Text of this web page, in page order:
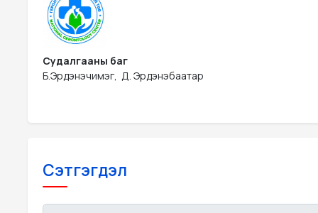
Судалгааны баг
Б.Эрдэнэчимэг,  Д. Эрдэнэбаатар
Сэтгэгдэл